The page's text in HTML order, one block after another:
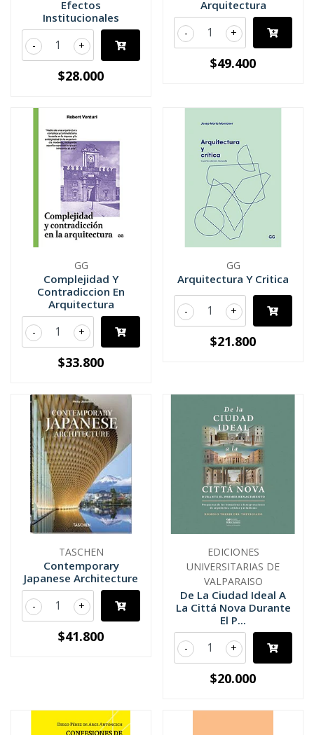
Efectos
Institucionales
+
-
$28.000
Arquitectura
+
-
$49.400
GG
Complejidad Y
Contradiccion En
Arquitectura
+
-
$33.800
GG
Arquitectura Y Critica
+
-
$21.800
TASCHEN
Contemporary
Japanese Architecture
+
-
$41.800
EDICIONES
UNIVERSITARIAS DE
VALPARAISO
De La Ciudad Ideal A
La Cittá Nova Durante
El P...
+
-
$20.000